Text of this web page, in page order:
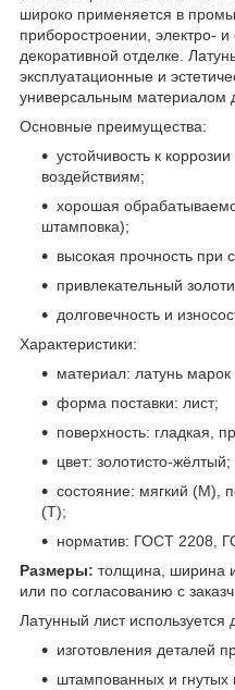
широко применяется в
приборостроении, электро- и
декоративной отделке.
эксплуатационные и
универсальным материалом
Основные преимущества:
устойчивость к
воздействиям;
хорошая
штамповка);
высокая прочность при
привлекательный
долговечность и
Характеристики:
материал: латунь
форма поставки: лист;
поверхность: гладкая,
цвет: золотисто-жёлтый;
состояние: мягкий (М),
(Т);
норматив: ГОСТ 2208,
Размеры: толщина, ширина
или по согласованию с
Латунный лист используется
изготовления деталей
штампованных и гнутых